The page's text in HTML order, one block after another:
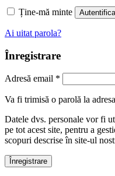
Ține-mă minte
Ai uitat parola?
Înregistrare
Adresă email *
Va fi trimisă o parolă la
Datele dvs. personale vor fi
pe tot acest site, pentru a
scopuri descrise în site-ul
Înregistrare